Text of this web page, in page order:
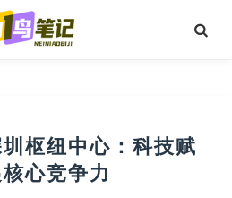
枢纽中心：科技赋
心竞争力